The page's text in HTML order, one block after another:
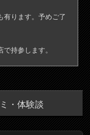
有ります。予めご了
持参します。
・体験談